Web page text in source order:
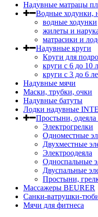
Надувные матрацы
Водные ходунки,
водные ходунки
жилеты и
матрасики и
Надувные круги
Круги для
круги с 6 до 10
круги c 3 до 6
Надувные мячи
Маски, трубки, очки
Надувные батуты
Лодки надувные
Простыни, одеяла
Электрогрелки
Одноместные
Двухместные
Электроодеяла
Односпальные
Двуспальные
Простыни,
Массажеры BEURER
Санки-ватрушки-
Мячи для фитнеса